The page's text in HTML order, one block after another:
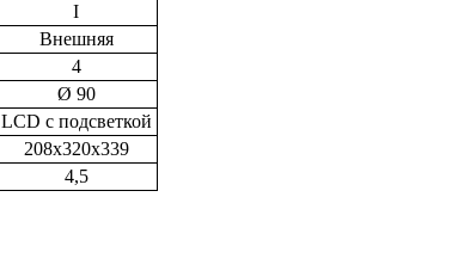
I
Внешняя
4
Ø 90
LCD с подсветкой
208x320x339
4,5